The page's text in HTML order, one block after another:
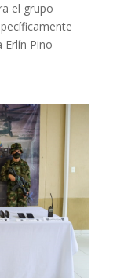
el grupo
Pino